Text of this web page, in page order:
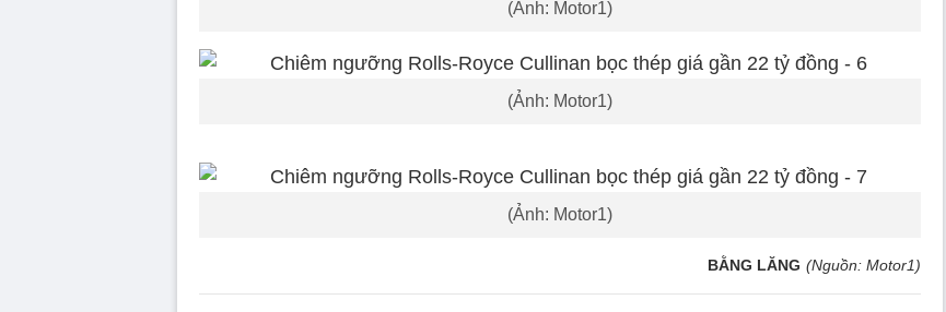
(Ảnh: Motor1)
(Ảnh: Motor1)
(Ảnh: Motor1)
BẰNG LĂNG (Nguồn: Motor1)